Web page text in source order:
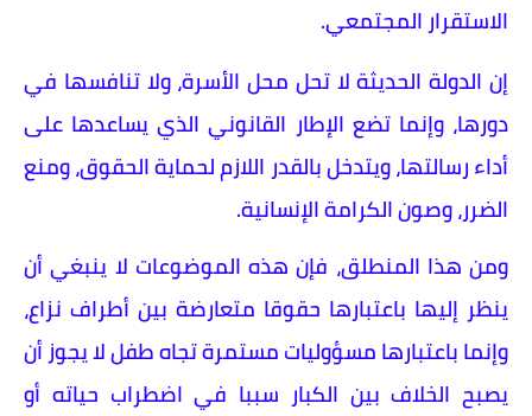
الاستقرار المجتمعي.
إن الدولة الحديثة لا تحل محل الأسرة، ولا تنافسها في
دورها، وإنما تضع الإطار القانوني الذي يساعدها على
أداء رسالتها، ويتدخل بالقدر اللازم لحماية الحقوق، ومنع
الضرر، وصون الكرامة الإنسانية.
ومن هذا المنطلق، فإن هذه الموضوعات لا ينبغي أن
ينظر إليها باعتبارها حقوقا متعارضة بين أطراف نزاع،
وإنما باعتبارها مسؤوليات مستمرة تجاه طفل لا يجوز أن
يصبح الخلاف بين الكبار سببا في اضطراب حياته أو